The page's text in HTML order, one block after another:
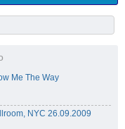
Me The Way
NYC 26.09.2009